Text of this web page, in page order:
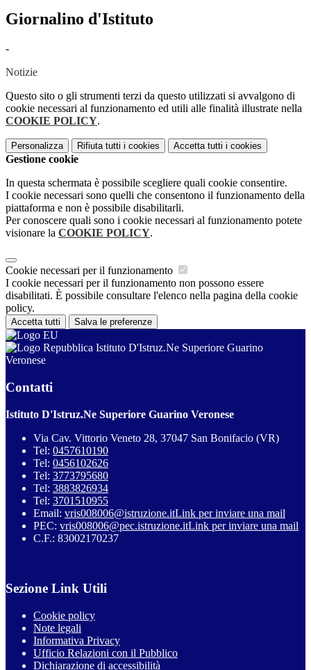
Giornalino d'Istituto
-
Notizie
Questo sito o gli strumenti terzi da questo utilizzati si avvalgono di
cookie necessari al funzionamento ed utili alle finalità illustrate nella
COOKIE POLICY.
Personalizza Rifiuta tutti i cookies Accetta tutti i cookies
Gestione cookie
In questa schermata è possibile scegliere quali cookie consentire.
I cookie necessari sono quelli che consentono il funzionamento della
piattaforma e non è possibile disabilitarli.
Per conoscere quali sono i cookie necessari al funzionamento potete
visionare la COOKIE POLICY.
Cookie necessari per il funzionamento
I cookie necessari per il funzionamento non possono essere
disabilitati. È possibile consultare l'elenco nella pagina della cookie
policy.
Accetta tutti Salva le preferenze
Istituto D'Istruz.Ne Superiore Guarino
Veronese
Contatti
Istituto D'Istruz.Ne Superiore Guarino Veronese
Via Cav. Vittorio Veneto 28, 37047 San Bonifacio (VR)
Tel: 0457610190
Tel: 0456102626
Tel: 3773795680
Tel: 3883826934
Tel: 3701510955
Email: vris008006@istruzione.itLink per inviare una mail
PEC: vris008006@pec.istruzione.itLink per inviare una mail
C.F.: 83002170237
Sezione Link Utili
Cookie policy
Note legali
Informativa Privacy
Ufficio Relazioni con il Pubblico
Dichiarazione di accessibilità